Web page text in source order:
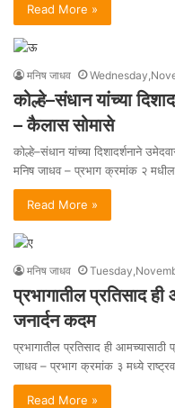
Read More »
मनिष जाधव
कोल्हे–संधान यांच्या
– कैलास सोमासे
कोल्हे–संधान यांच्या दिशादर्शनाने
मनिष जाधव – प्रभाग क्रमांक २
Read More »
मनिष जाधव
प्रभागातील प्रतिसाद
जनार्दन कदम
प्रभागातील प्रतिसाद ही
जाधव – प्रभाग क्रमांक ३ मध्ये
Read More »